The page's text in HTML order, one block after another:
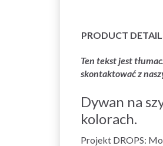
PRODUCT
Ten tekst jest
skontaktować z
Dywan na
kolorach.
Projekt DROPS: